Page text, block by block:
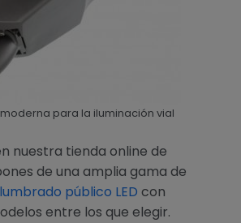
moderna para la iluminación vial
nuestra tienda online de
de una amplia gama de
público LED con
entre los que elegir.